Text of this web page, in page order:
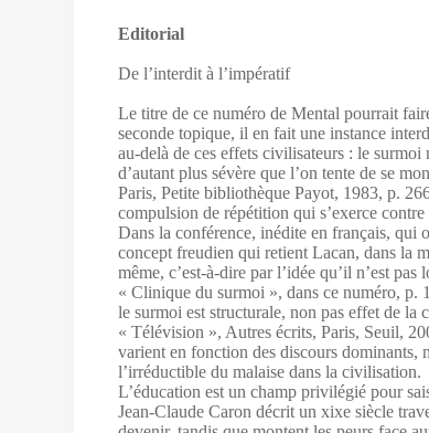
Editorial
De l’interdit à l’impératif
Le titre de ce numéro de Mental pourrait
seconde topique, il en fait une instance
au-delà de ces effets civilisateurs : le
d’autant plus sévère que l’on tente de se
Paris, Petite bibliothèque Payot, 1983, p.
compulsion de répétition qui s’exerce
Dans la conférence, inédite en français,
concept freudien qui retient Lacan, dans la
même, c’est-à-dire par l’idée qu’il n’est
« Clinique du surmoi », dans ce numéro,
le surmoi est structurale, non pas effet de
« Télévision », Autres écrits, Paris, Seuil,
varient en fonction des discours dominants,
l’irréductible du malaise dans la civilisation.
L’éducation est un champ privilégié pour
Jean‑Claude Caron décrit un xixe siècle